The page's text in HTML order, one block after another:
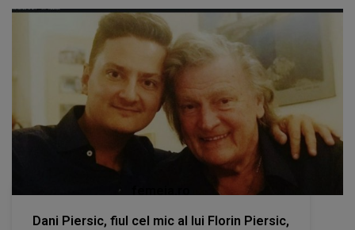
Dani Piersic, fiul cel mic al lui Florin Piersic,